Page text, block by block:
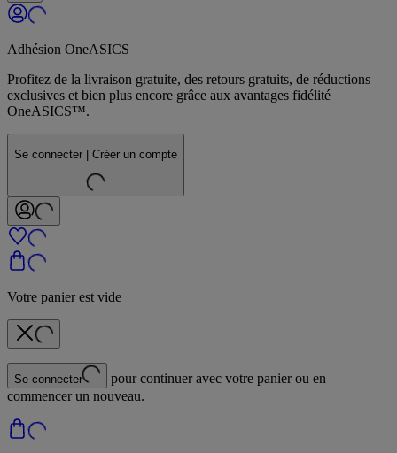
Adhésion OneASICS
Profitez de la livraison gratuite, des retours gratuits, de réductions
exclusives et bien plus encore grâce aux avantages fidélité
OneASICS™.
Se connecter | Créer un compte
Votre panier est vide
Se connecter
pour continuer avec votre panier ou en
commencer un nouveau.